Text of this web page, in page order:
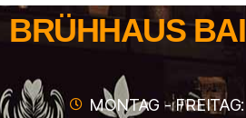
BRÜHHAUS
MONTAG -